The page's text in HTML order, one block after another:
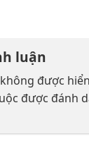
luận
được
được đánh